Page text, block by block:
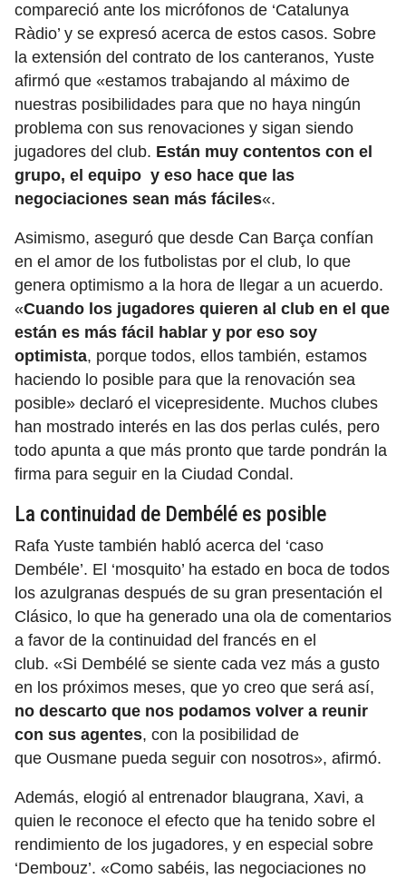
compareció ante los micrófonos de ‘Catalunya
Ràdio’ y se expresó acerca de estos casos. Sobre
la extensión del contrato de los canteranos, Yuste
afirmó que «estamos trabajando al máximo de
nuestras posibilidades para que no haya ningún
problema con sus renovaciones y sigan siendo
jugadores del club. Están muy contentos con el
grupo, el equipo y eso hace que las
negociaciones sean más fáciles«.
Asimismo, aseguró que desde Can Barça confían
en el amor de los futbolistas por el club, lo que
genera optimismo a la hora de llegar a un acuerdo.
«Cuando los jugadores quieren al club en el que
están es más fácil hablar y por eso soy
optimista, porque todos, ellos también, estamos
haciendo lo posible para que la renovación sea
posible» declaró el vicepresidente. Muchos clubes
han mostrado interés en las dos perlas culés, pero
todo apunta a que más pronto que tarde pondrán la
firma para seguir en la Ciudad Condal.
La continuidad de Dembélé es posible
Rafa Yuste también habló acerca del ‘caso
Dembéle’. El ‘mosquito’ ha estado en boca de todos
los azulgranas después de su gran presentación el
Clásico, lo que ha generado una ola de comentarios
a favor de la continuidad del francés en el
club. «Si Dembélé se siente cada vez más a gusto
en los próximos meses, que yo creo que será así,
no descarto que nos podamos volver a reunir
con sus agentes, con la posibilidad de
que Ousmane pueda seguir con nosotros», afirmó.
Además, elogió al entrenador blaugrana, Xavi, a
quien le reconoce el efecto que ha tenido sobre el
rendimiento de los jugadores, y en especial sobre
‘Dembouz’. «Como sabéis, las negociaciones no